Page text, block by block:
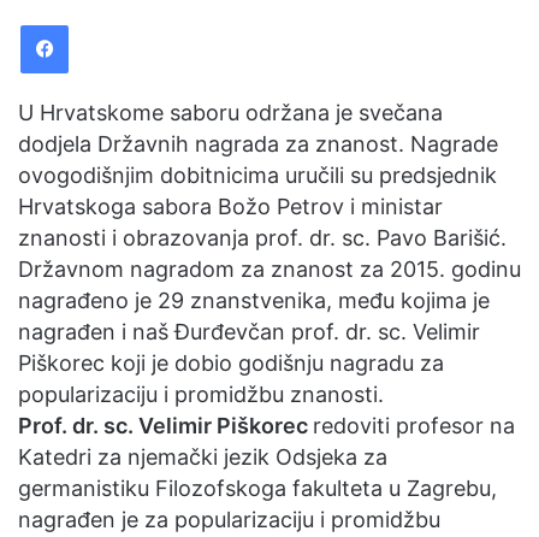
e
m
a
i
l
U Hrvatskome saboru održana je svečana
dodjela Državnih nagrada za znanost. Nagrade
ovogodišnjim dobitnicima uručili su predsjednik
Hrvatskoga sabora Božo Petrov i ministar
znanosti i obrazovanja prof. dr. sc. Pavo Barišić.
Državnom nagradom za znanost za 2015. godinu
nagrađeno je 29 znanstvenika, među kojima je
nagrađen i naš Đurđevčan prof. dr. sc. Velimir
Piškorec koji je dobio godišnju nagradu za
popularizaciju i promidžbu znanosti.
Prof. dr. sc. Velimir Piškorec redoviti profesor na
Katedri za njemački jezik Odsjeka za
germanistiku Filozofskoga fakulteta u Zagrebu,
nagrađen je za popularizaciju i promidžbu